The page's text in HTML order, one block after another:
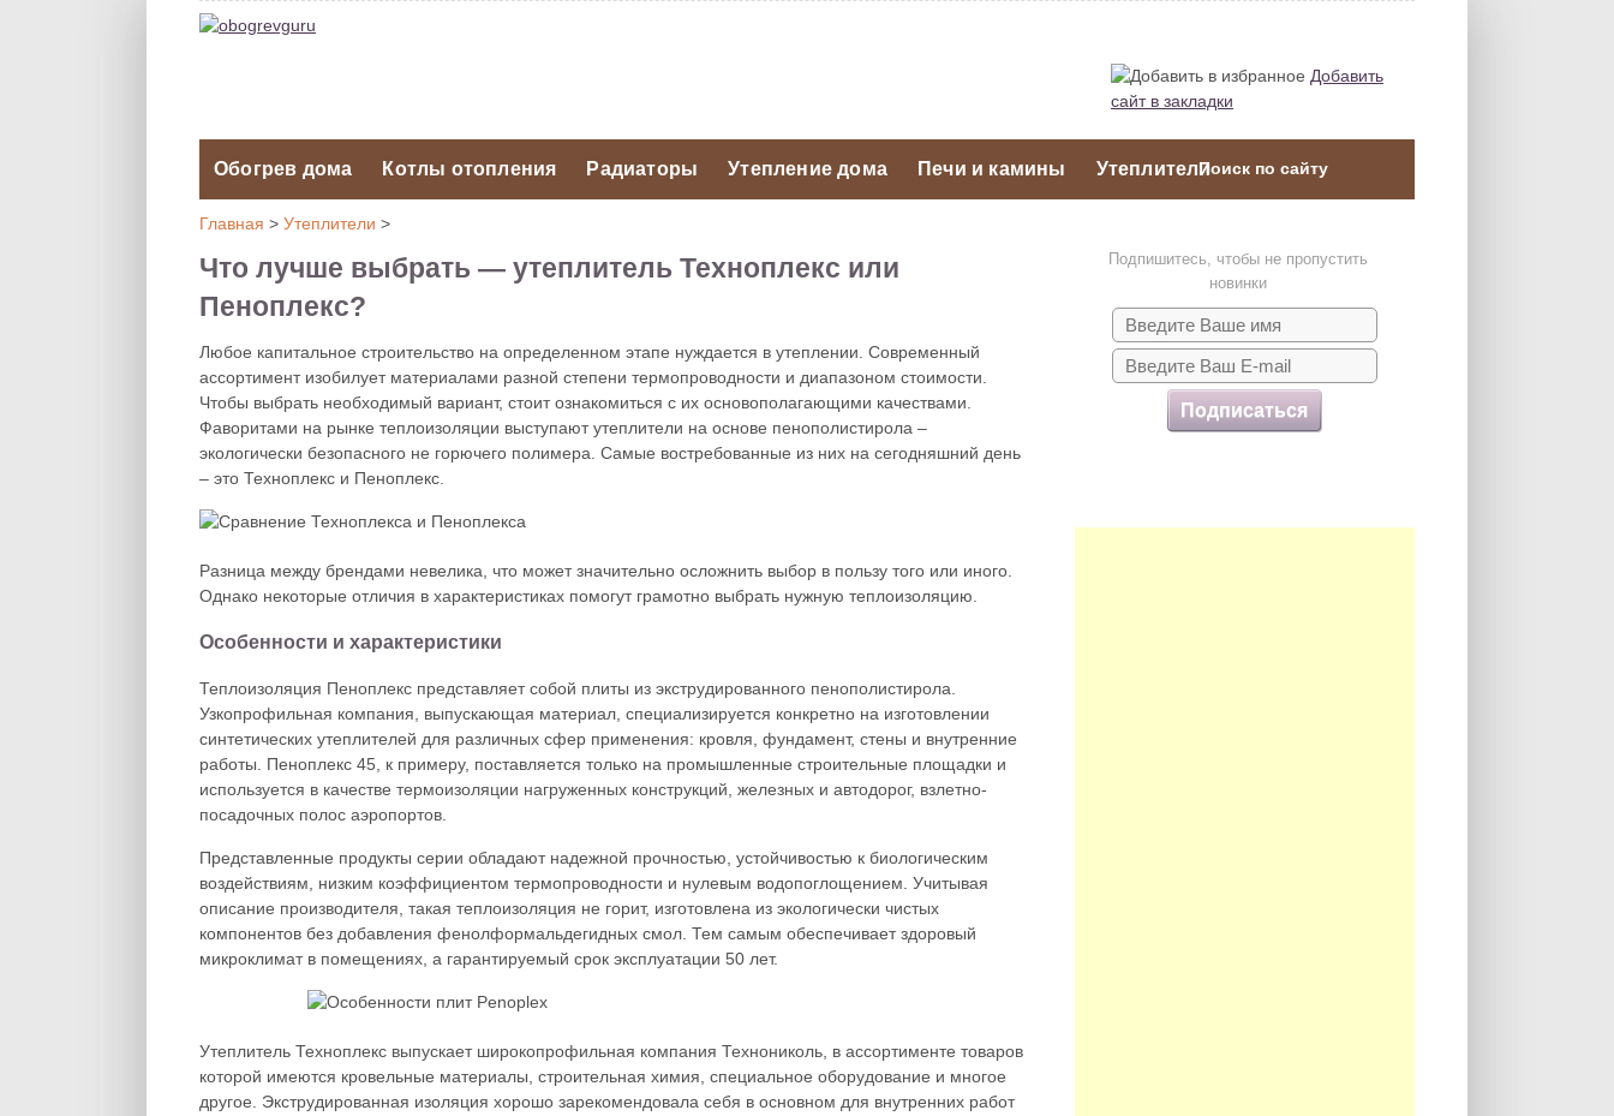
Добавить
сайт в закладки
Обогрев дома Котлы отопления Радиаторы Утепление дома Печи и камины Утеплители
Главная > Утеплители >
Что лучше выбрать — утеплитель Техноплекс или
Пеноплекс?
Любое капитальное строительство на определенном этапе нуждается в утеплении. Современный
ассортимент изобилует материалами разной степени термопроводности и диапазоном стоимости.
Чтобы выбрать необходимый вариант, стоит ознакомиться с их основополагающими качествами.
Фаворитами на рынке теплоизоляции выступают утеплители на основе пенополистирола –
экологически безопасного не горючего полимера. Самые востребованные из них на сегодняшний день
– это Техноплекс и Пеноплекс.
Разница между брендами невелика, что может значительно осложнить выбор в пользу того или иного.
Однако некоторые отличия в характеристиках помогут грамотно выбрать нужную теплоизоляцию.
Особенности и характеристики
Теплоизоляция Пеноплекс представляет собой плиты из экструдированного пенополистирола.
Узкопрофильная компания, выпускающая материал, специализируется конкретно на изготовлении
синтетических утеплителей для различных сфер применения: кровля, фундамент, стены и внутренние
работы. Пеноплекс 45, к примеру, поставляется только на промышленные строительные площадки и
используется в качестве термоизоляции нагруженных конструкций, железных и автодорог, взлетно-
посадочных полос аэропортов.
Представленные продукты серии обладают надежной прочностью, устойчивостью к биологическим
воздействиям, низким коэффициентом термопроводности и нулевым водопоглощением. Учитывая
описание производителя, такая теплоизоляция не горит, изготовлена из экологически чистых
компонентов без добавления фенолформальдегидных смол. Тем самым обеспечивает здоровый
микроклимат в помещениях, а гарантируемый срок эксплуатации 50 лет.
Утеплитель Техноплекс выпускает широкопрофильная компания Технониколь, в ассортименте товаров
которой имеются кровельные материалы, строительная химия, специальное оборудование и многое
другое. Экструдированная изоляция хорошо зарекомендовала себя в основном для внутренних работ
Подпишитесь, чтобы не пропустить
новинки
Подписаться